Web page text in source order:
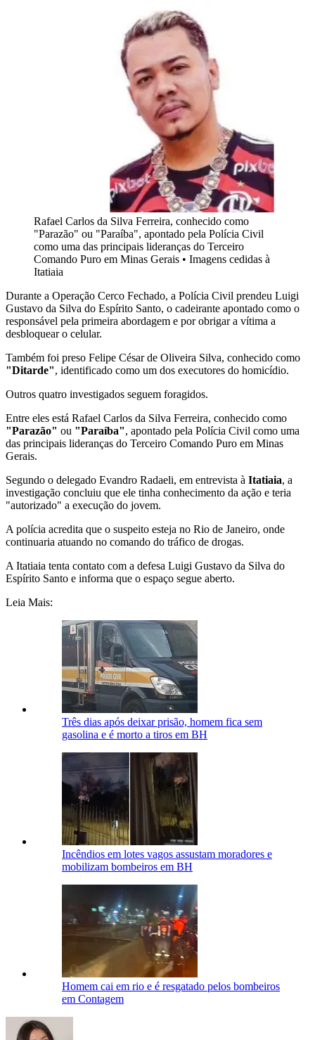
Rafael Carlos da Silva Ferreira, conhecido como
"Parazão" ou "Paraíba", apontado pela Polícia Civil
como uma das principais lideranças do Terceiro
Comando Puro em Minas Gerais • Imagens cedidas à
Itatiaia
Durante a Operação Cerco Fechado, a Polícia Civil prendeu Luigi
Gustavo da Silva do Espírito Santo, o cadeirante apontado como o
responsável pela primeira abordagem e por obrigar a vítima a
desbloquear o celular.
Também foi preso Felipe César de Oliveira Silva, conhecido como
"Ditarde", identificado como um dos executores do homicídio.
Outros quatro investigados seguem foragidos.
Entre eles está Rafael Carlos da Silva Ferreira, conhecido como
"Parazão" ou "Paraíba", apontado pela Polícia Civil como uma
das principais lideranças do Terceiro Comando Puro em Minas
Gerais.
Segundo o delegado Evandro Radaeli, em entrevista à Itatiaia, a
investigação concluiu que ele tinha conhecimento da ação e teria
"autorizado" a execução do jovem.
A polícia acredita que o suspeito esteja no Rio de Janeiro, onde
continuaria atuando no comando do tráfico de drogas.
A Itatiaia tenta contato com a defesa Luigi Gustavo da Silva do
Espírito Santo e informa que o espaço segue aberto.
Leia Mais:
Três dias após deixar prisão, homem fica sem
gasolina e é morto a tiros em BH
Incêndios em lotes vagos assustam moradores e
mobilizam bombeiros em BH
Homem cai em rio e é resgatado pelos bombeiros
em Contagem